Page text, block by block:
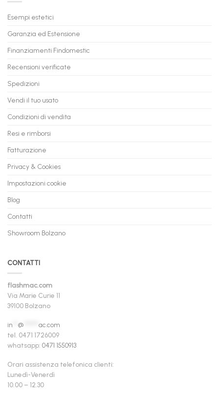
anche
a
in
con
Esempi estetici
Garanzia ed Estensione
Finanziamenti Findomestic
Recensioni verificate
Spedizioni
Vendi il tuo usato
Condizioni di vendita
Resi e rimborsi
Fatturazione
Privacy & Cookies
Impostazioni cookie
Blog
Contatti
Showroom Bolzano
CONTATTI
flashmac.com
Via Marie Curie 11
39100 Bolzano
in @
ac.com
tel. 0471 1726009
whatsapp: 0471 1550913
Orari assistenza telefonica clienti:
Lunedì-Venerdì
10.00 – 12.30